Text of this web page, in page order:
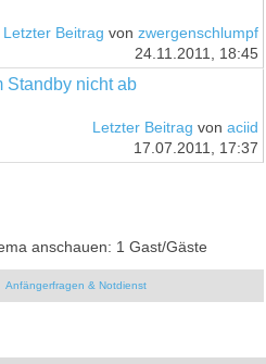
Letzter Beitrag von zwergenschlumpf
24.11.2011, 18:45
Standby nicht ab
Letzter Beitrag von aciid
17.07.2011, 17:37
anschauen: 1 Gast/Gäste
Anfängerfragen & Notdienst